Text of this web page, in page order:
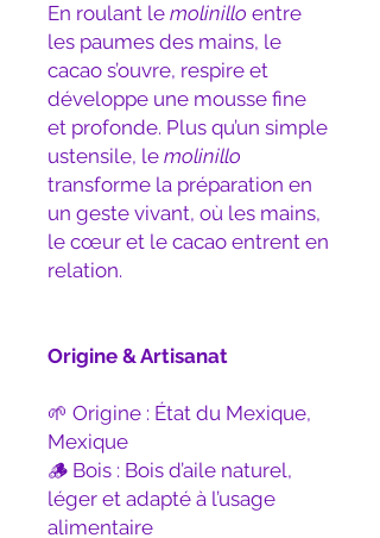
En roulant le molinillo entre
les paumes des mains, le
cacao s’ouvre, respire et
développe une mousse fine
et profonde. Plus qu’un simple
ustensile, le molinillo
transforme la préparation en
un geste vivant, où les mains,
le cœur et le cacao entrent en
relation.
Origine & Artisanat
🌱 Origine : État du Mexique,
Mexique
🪵 Bois : Bois d’aile naturel,
léger et adapté à l’usage
alimentaire